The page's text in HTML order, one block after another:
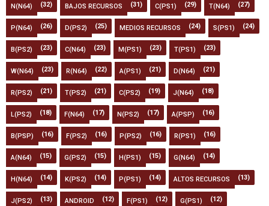
N(N64) (32) BAJOS RECURSOS (31) C(PS1) (29) T(N64) (27)
P(N64) (26) D(PS2) (25) MEDIOS RECURSOS (24) S(PS1) (24)
B(PS2) (23) C(N64) (23) M(PS1) (23) T(PS1) (23)
W(N64) (23) R(N64) (22) A(PS1) (21) D(N64) (21)
R(PS2) (21) T(PS2) (21) C(PS2) (19) J(N64) (18)
L(PS2) (18) F(N64) (17) N(PS2) (17) A(PSP) (16)
B(PSP) (16) F(PS2) (16) P(PS2) (16) R(PS1) (16)
A(N64) (15) G(PS2) (15) H(PS1) (15) G(N64) (14)
H(N64) (14) K(PS2) (14) P(PS1) (14) ALTOS RECURSOS (13)
J(PS2) (13) ANDROID (12) F(PS1) (12) G(PS1) (12)